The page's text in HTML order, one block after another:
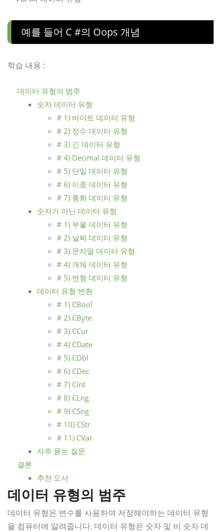
예를 들어 C #의 Oops 개념
학습 내용 :
데이터 유형의 범주
숫자 데이터 유형
# 1) 바이트 데이터 유형
# 2) 정수 데이터 유형
# 3) 긴 데이터 유형
# 4) Decimal 데이터 유형
# 5) 단일 데이터 유형
# 6) 이중 데이터 유형
# 7) 통화 데이터 유형
숫자가 아닌 데이터 유형
# 1) 부울 데이터 유형
# 2) 날짜 데이터 유형
# 3) 문자열 데이터 유형
# 4) 개체 데이터 유형
# 5) 변형 데이터 유형
데이터 유형 변환
# 1) CBool
# 2) CByte
# 3) CCur
# 4) CDate
# 5) CDbl
# 6) CDec
# 7) CInt
# 8) CLng
# 9) CSng
# 10) CStr
# 11) CVar
자주 묻는 질문
결론
추천 도서
데이터 유형의 범주
데이터 유형은 변수를 사용하여 저장해야하는 데이터 유형
을 컴퓨터에 알려줍니다. 데이터 유형은 숫자 및 비 숫자 데